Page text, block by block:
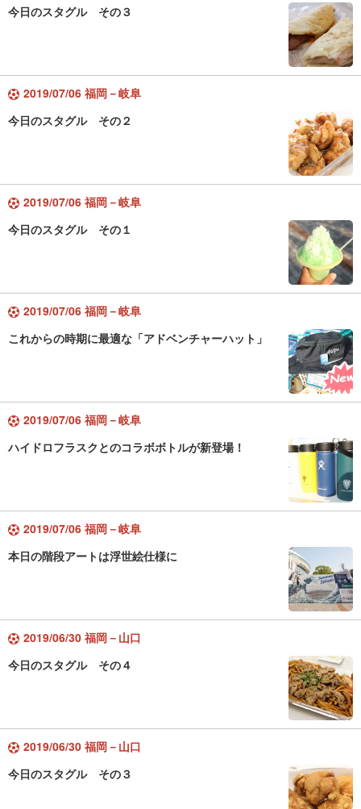
今日のスタグル その３
2019/07/06 福岡－岐阜
今日のスタグル その２
2019/07/06 福岡－岐阜
今日のスタグル その１
2019/07/06 福岡－岐阜
これからの時期に最適な「アドベンチャーハット」
2019/07/06 福岡－岐阜
ハイドロフラスクとのコラボボトルが新登場！
2019/07/06 福岡－岐阜
本日の階段アートは浮世絵仕様に
2019/06/30 福岡－山口
今日のスタグル その４
2019/06/30 福岡－山口
今日のスタグル その３